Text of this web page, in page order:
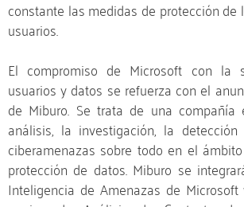
constante las medidas de protección de
usuarios.
El compromiso de Microsoft con la
usuarios y datos se refuerza con el
de Miburo. Se trata de una compañía
análisis, la investigación, la
ciberamenazas sobre todo en el
protección de datos. Miburo se
Inteligencia de Amenazas de